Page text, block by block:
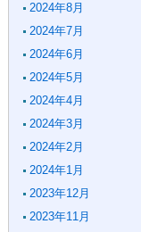
2024年8月
2024年7月
2024年6月
2024年5月
2024年4月
2024年3月
2024年2月
2024年1月
2023年12月
2023年11月